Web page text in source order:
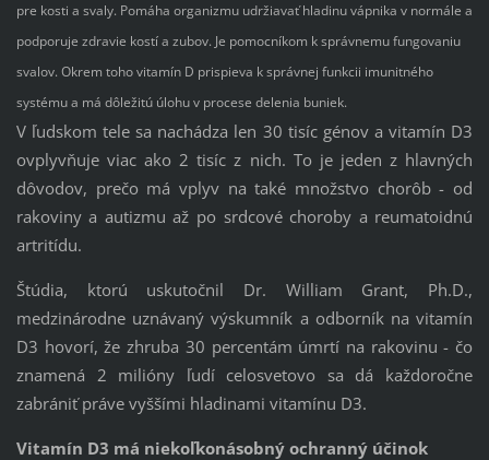
pre kosti a svaly. Pomáha organizmu udržiavať hladinu vápnika v normále a
podporuje zdravie kostí a zubov. Je pomocníkom k správnemu fungovaniu
svalov. Okrem toho vitamín D prispieva k správnej funkcii imunitného
systému a má dôležitú úlohu v procese delenia buniek.
V ľudskom tele sa nachádza len 30 tisíc génov a vitamín D3
ovplyvňuje viac ako 2 tisíc z nich. To je jeden z hlavných
dôvodov, prečo má vplyv na také množstvo chorôb - od
rakoviny a autizmu až po srdcové choroby a reumatoidnú
artritídu.
Štúdia, ktorú uskutočnil Dr. William Grant, Ph.D.,
medzinárodne uznávaný výskumník a odborník na vitamín
D3 hovorí, že zhruba 30 percentám úmrtí na rakovinu - čo
znamená 2 milióny ľudí celosvetovo sa dá každoročne
zabrániť práve vyššími hladinami vitamínu D3.
Vitamín D3 má niekoľkonásobný ochranný účinok